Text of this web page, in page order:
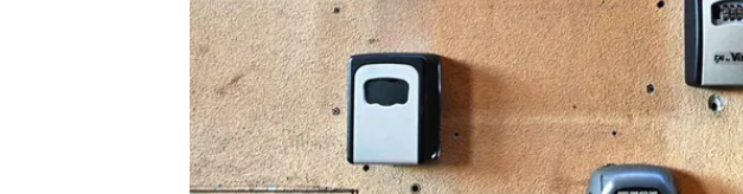
SERVIZI ALLE IMPRESE